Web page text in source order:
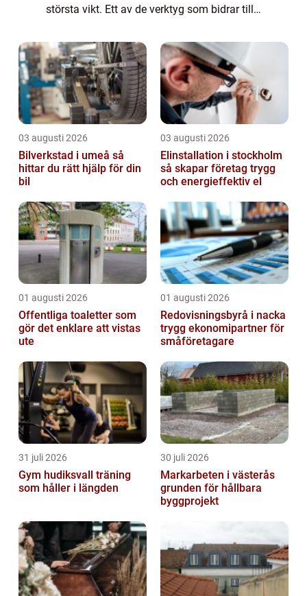
största vikt. Ett av de verktyg som bidrar till
03 augusti 2026
Bilverkstad i umeå så
hittar du rätt hjälp för din
bil
03 augusti 2026
Elinstallation i stockholm
så skapar företag trygg
och energieffektiv el
01 augusti 2026
Offentliga toaletter som
gör det enklare att vistas
ute
01 augusti 2026
Redovisningsbyrå i nacka
trygg ekonomipartner för
småföretagare
31 juli 2026
Gym hudiksvall träning
som håller i längden
30 juli 2026
Markarbeten i västerås
grunden för hållbara
byggprojekt